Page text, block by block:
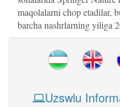
maqolalarni chop etadilar,
barcha nashrlarning yiliga
Uzswlu